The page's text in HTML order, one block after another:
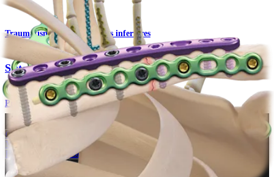
Traumatismo - Extremidades inferiores
Sistema de minifragmentos
Procedimiento
¿Cómo podemos ayudarlo?
Contacte a un representante
Ver eventos, laboratorios y oportunidades educativas
Regístrese para recibir: ¿Qué hay de nuevo en Arthrex?
Conéctese con nosotros